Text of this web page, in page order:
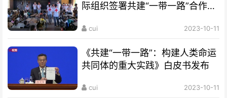
际组织签署共建“一带一路”合作文
cui 2023-10-11
《共建“一带一路”：构建人类命运
共同体的重大实践》白皮书发布
cui 2023-10-11